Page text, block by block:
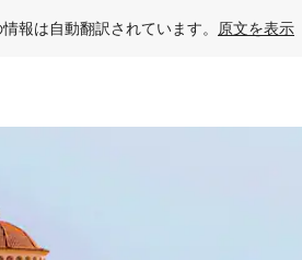
報は自動翻訳されています。 原文を表示